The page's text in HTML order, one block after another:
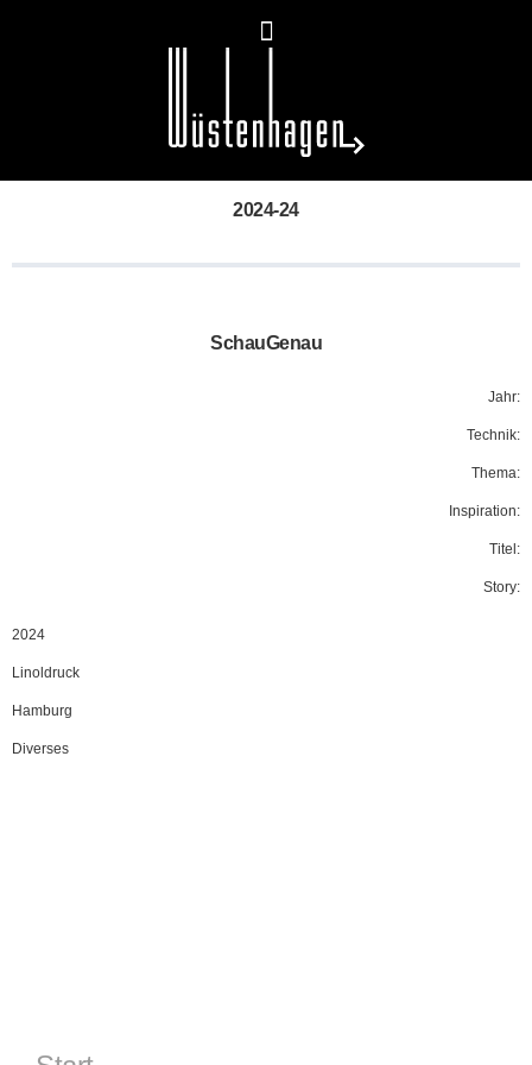
2024-24
SchauGenau
Jahr:
Technik:
Thema:
Inspiration:
Titel:
Story:
2024
Linoldruck
Hamburg
Diverses